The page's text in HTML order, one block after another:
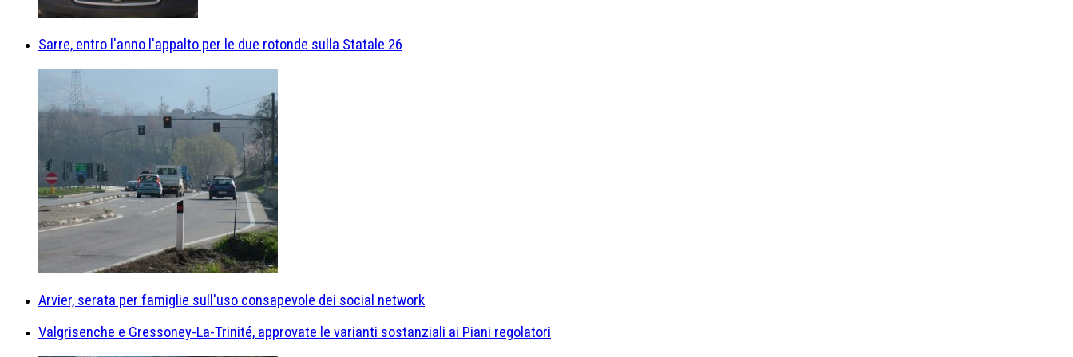
Sarre, entro l'anno l'appalto per le due rotonde sulla Statale 26
Arvier, serata per famiglie sull'uso consapevole dei social network
Valgrisenche e Gressoney-La-Trinité, approvate le varianti sostanziali ai Piani regolatori